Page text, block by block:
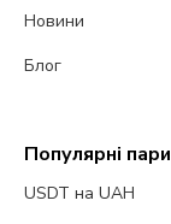
Новини
Блог
Популярні пари
USDT на UAH